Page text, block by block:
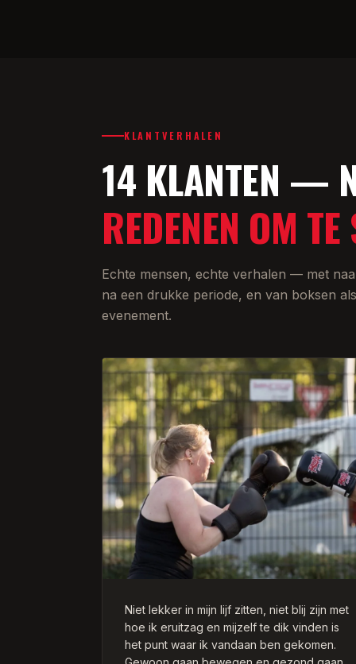
KLANTVERHALEN
14 KLANTEN —
REDENEN OM TE
Echte mensen, echte verhalen — met
na een drukke periode, en van boksen
evenement.
Niet lekker in mijn lijf zitten, niet blij zijn met
hoe ik eruitzag en mijzelf te dik vinden is
het punt waar ik vandaan ben gekomen.